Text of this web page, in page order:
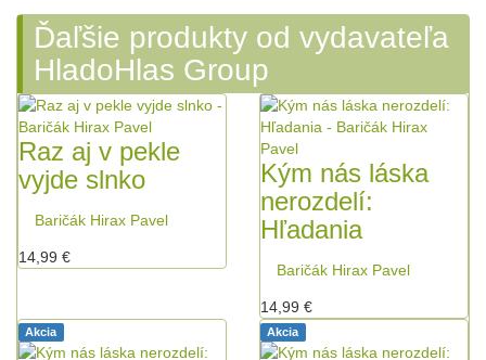
Ďaľšie produkty od vydavateľa
HladoHlas Group
Raz aj v pekle
vyjde slnko
Baričák Hirax Pavel
14,99 €
Kým nás láska
nerozdelí:
Hľadania
Baričák Hirax Pavel
14,99 €
Akcia Akcia